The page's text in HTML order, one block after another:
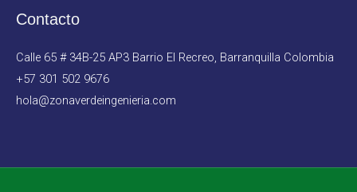
Contacto
Calle 65 # 34B-25 AP3 Barrio El Recreo, Barranquilla Colombia
+57 301 502 9676
hola@zonaverdeingenieria.com